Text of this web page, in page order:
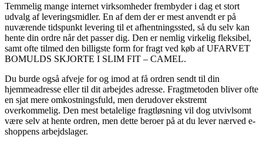
Temmelig mange internet virksomheder frembyder i dag et stort
udvalg af leveringsmidler. En af dem der er mest anvendt er på
nuværende tidspunkt levering til et afhentningssted, så du selv kan
hente din ordre når det passer dig. Den er nemlig virkelig fleksibel,
samt ofte tilmed den billigste form for fragt ved køb af UFARVET
BOMULDS SKJORTE I SLIM FIT – CAMEL.
Du burde også afveje for og imod at få ordren sendt til din
hjemmeadresse eller til dit arbejdes adresse. Fragtmetoden bliver ofte
en sjat mere omkostningsfuld, men derudover ekstremt
overkommelig. Den mest betalelige fragtløsning vil dog utvivlsomt
være selv at hente ordren, men dette beroer på at du lever nærved e-
shoppens arbejdslager.